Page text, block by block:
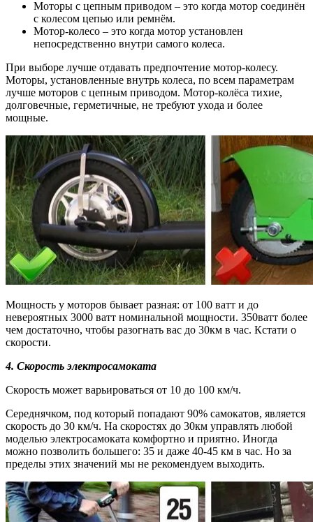
Моторы с цепным приводом – это когда мотор соединён
с колесом цепью или ремнём.
Мотор-колесо – это когда мотор установлен
непосредственно внутри самого колеса.
При выборе лучше отдавать предпочтение мотор-колесу.
Моторы, установленные внутрь колеса, по всем параметрам
лучше моторов с цепным приводом. Мотор-колёса тихие,
долговечные, герметичные, не требуют ухода и более
мощные.
Мощность у моторов бывает разная: от 100 ватт и до
невероятных 3000 ватт номинальной мощности. 350ватт более
чем достаточно, чтобы разогнать вас до 30км в час. Кстати о
скорости.
4. Скорость электросамоката
Скорость может варьироваться от 10 до 100 км/ч.
Середнячком, под который попадают 90% самокатов, является
скорость до 30 км/ч. На скоростях до 30км управлять любой
моделью электросамоката комфортно и приятно. Иногда
можно позволить большего: 35 и даже 40-45 км в час. Но за
пределы этих значений мы не рекомендуем выходить.